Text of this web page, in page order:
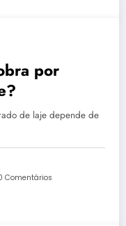
por
de laje depende de
Comentários